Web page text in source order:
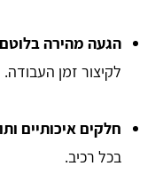
הגעה מהירה
לקיצור זמן העבודה.
חלקים איכותיים
בכל רכיב.